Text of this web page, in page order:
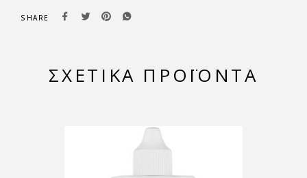
SHARE
ΣΧΕΤΙΚΆ ΠΡΟΪΌΝΤΑ